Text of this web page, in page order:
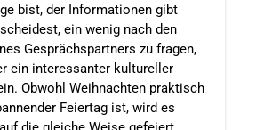
bist, der Informationen gibt
ein wenig nach den
Gesprächspartners zu fragen,
ein interessanter kultureller
Obwohl Weihnachten praktisch
Feiertag ist, wird es